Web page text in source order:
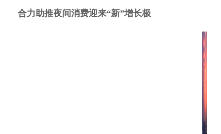
合力助推夜间消费迎来“新”增长极